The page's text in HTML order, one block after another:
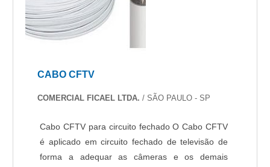
CABO CFTV
COMERCIAL FICAEL LTDA./ SÃO PAULO - SP
Cabo CFTV para circuito fechado O Cabo CFTV
é aplicado em circuito fechado de televisão de
forma a adequar as câmeras e os demais